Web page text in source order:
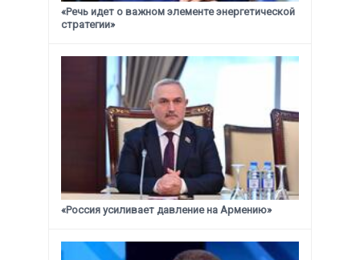
«Речь идет о важном элементе энергетической
стратегии»
«Россия усиливает давление на Армению»